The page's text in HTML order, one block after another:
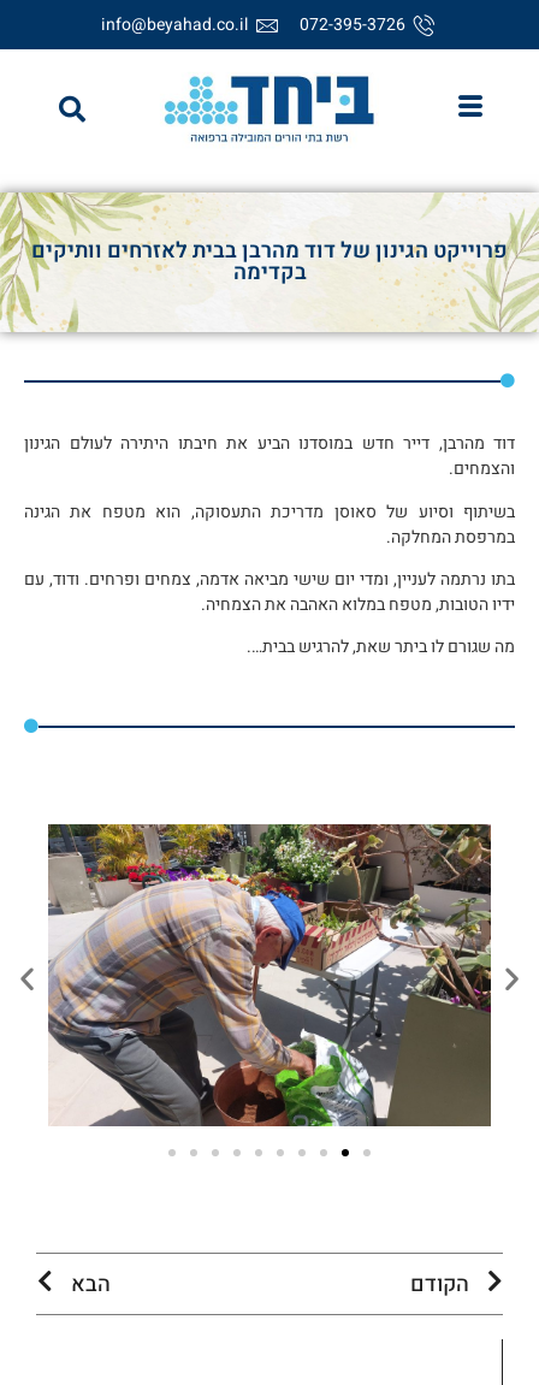
072-395-3726
info@beyahad.co.il
פרוייקט הגינון של דוד מהרבן בבית לאזרחים וותיקים
בקדימה
דוד מהרבן, דייר חדש במוסדנו הביע את חיבתו היתירה לעולם הגינון
והצמחים.
בשיתוף וסיוע של סאוסן מדריכת התעסוקה, הוא מטפח את הגינה
במרפסת המחלקה.
בתו נרתמה לעניין, ומדי יום שישי מביאה אדמה, צמחים ופרחים. ודוד, עם
ידיו הטובות, מטפח במלוא האהבה את הצמחיה.
מה שגורם לו ביתר שאת, להרגיש בבית….
הקודם הבא